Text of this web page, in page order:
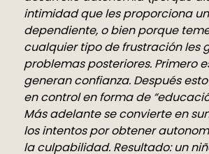
intimidad que les proporciona
dependiente, o bien porque
cualquier tipo de frustración les
problemas posteriores. Primero
generan confianza. Después
en control en forma de
Más adelante se convierte en
los intentos por obtener
la culpabilidad. Resultado: un